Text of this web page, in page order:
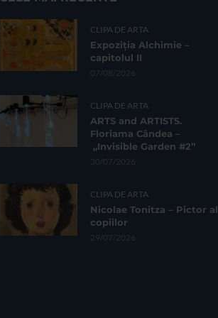
CLIPA DE ARTA
Expoziția Alchimie –
capitolul II
07/08/2026
CLIPA DE ARTA
ARTS and ARTISTS.
Floriama Cândea –
„Invisible Garden #2”
30/07/2026
CLIPA DE ARTA
Nicolae Tonitza – Pictor al
copiilor
29/07/2026